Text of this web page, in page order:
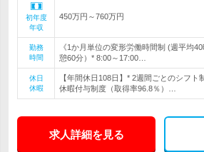
初年度
年収
450万円～760万円
勤務
時間
《1か月単位の変形労働時間制 (週平均
憩60分）* 8:00～17:00…
休日
休暇
【年間休日108日】* 2週間ごとのシフト
休暇付与制度（取得率96.8％）…
求人詳細を見る